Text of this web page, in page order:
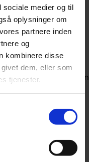
sociale medier og til
oplysninger om
partnere inden
og
kombinere disse
dem, eller som
tjenester.
aftale:
vild
en fredsaftale, men
på sociale
truende signaler.